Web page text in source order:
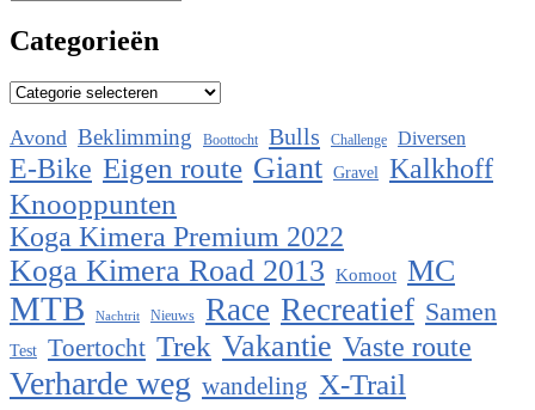
Categorieën
Categorieën
Avond Beklimming Boottocht Bulls Challenge Diversen
E-Bike Eigen route Giant Gravel Kalkhoff
Knooppunten
Koga Kimera Premium 2022
Koga Kimera Road 2013 Komoot MC
MTB Nachtrit Nieuws Race Recreatief Samen
Test Toertocht Trek Vakantie Vaste route
Verharde weg wandeling X-Trail